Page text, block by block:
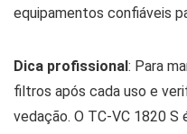
equipamentos confiáveis
Dica profissional: Para
filtros após cada uso e
vedação. O TC-VC 1820